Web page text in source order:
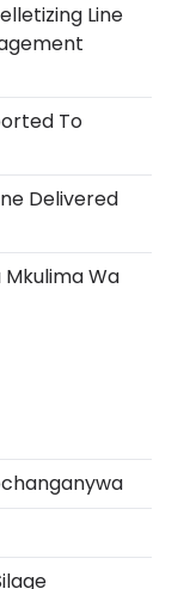
Line
To
Delivered
Mkulima Wa